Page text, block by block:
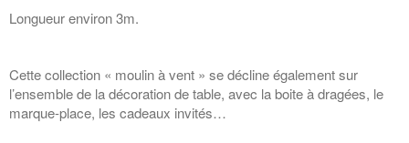
Longueur environ 3m.
Cette collection « moulin à vent » se décline également sur
l’ensemble de la décoration de table, avec la boite à dragées, le
marque-place, les cadeaux invités…